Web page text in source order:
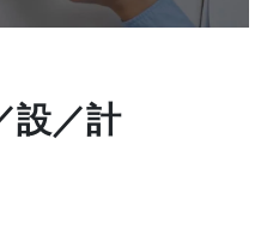
設／計